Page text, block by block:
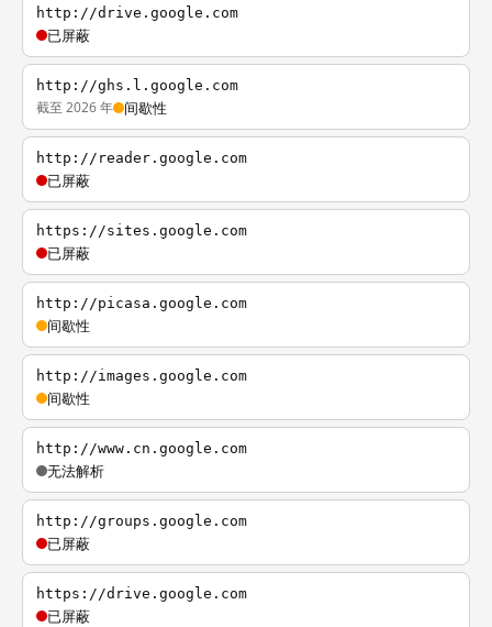
http://drive.google.com
已屏蔽
http://ghs.l.google.com
截至 2026 年 间歇性
http://reader.google.com
已屏蔽
https://sites.google.com
已屏蔽
http://picasa.google.com
间歇性
http://images.google.com
间歇性
http://www.cn.google.com
无法解析
http://groups.google.com
已屏蔽
https://drive.google.com
已屏蔽